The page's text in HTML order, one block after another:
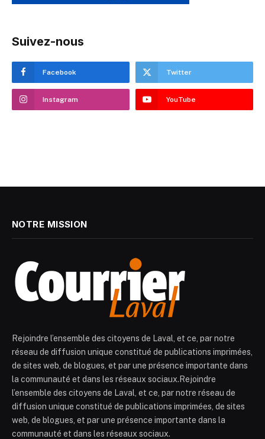
Suivez-nous
Facebook Twitter
Instagram YouTube
NOTRE MISSION
Rejoindre l’ensemble des citoyens de Laval, et ce, par notre
réseau de diffusion unique constitué de publications imprimées,
de sites web, de blogues, et par une présence importante dans
la communauté et dans les réseaux sociaux.Rejoindre
l’ensemble des citoyens de Laval, et ce, par notre réseau de
diffusion unique constitué de publications imprimées, de sites
web, de blogues, et par une présence importante dans la
communauté et dans les réseaux sociaux.